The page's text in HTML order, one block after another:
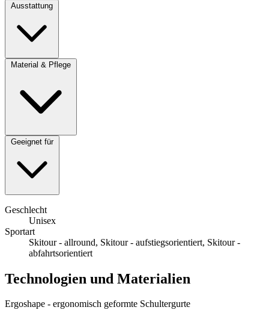
Ausstattung
Material & Pflege
Geeignet für
Geschlecht
Unisex
Sportart
Skitour - allround, Skitour - aufstiegsorientiert, Skitour -
abfahrtsorientiert
Technologien und Materialien
Ergoshape - ergonomisch geformte Schultergurte